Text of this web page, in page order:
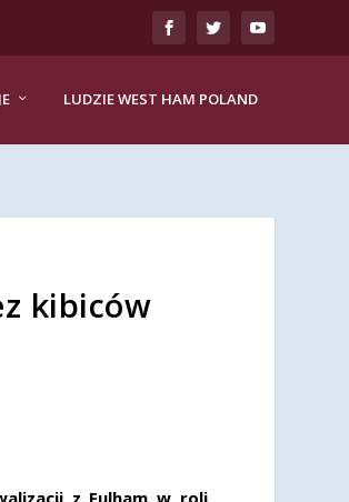
LUDZIE WEST HAM POLAND
kibiców
z Fulham w roli